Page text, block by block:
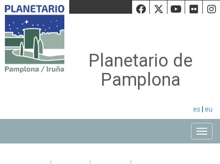
Facebook
Twiiter
Planetario de
Pamplona
es eu